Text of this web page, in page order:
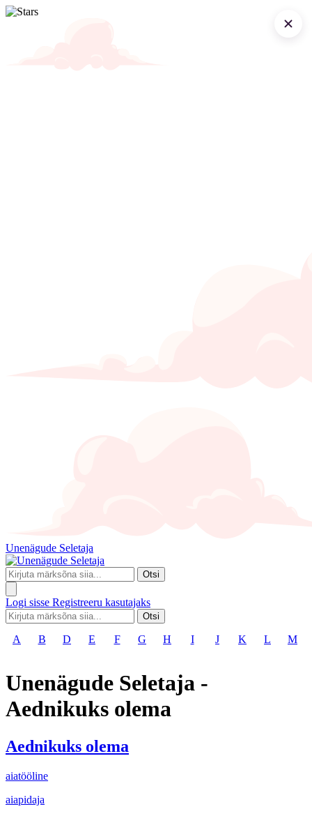
Unenägude Seletaja
Otsi
Logi sisse Registreeru kasutajaks
Otsi
A B D E F G H I J K L M
Unenägude Seletaja -
Aednikuks olema
Aednikuks olema
aiatööline
aiapidaja